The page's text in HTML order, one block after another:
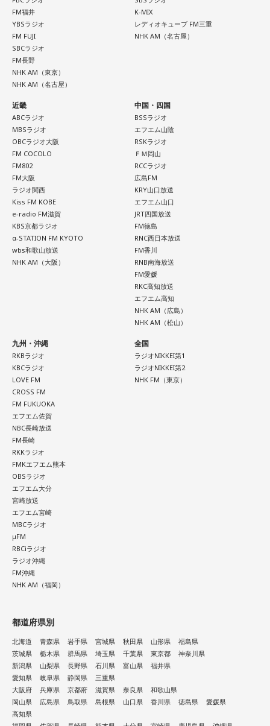
----------------------------------------------------
＜番組概要＞
番組名：CHINTAI presents きゃりーぱみゅぱみゅ Chapter
#0 ～Touch Your Heart～
放送日時：毎週日曜 12:30～12:55
パーソナリティ：きゃりーぱみゅぱみゅ
番組Webサイト：
https://www.tfm.co.jp/heart/
番組公式X：
@ChapterZero_JFN
人々は周囲の目を気にし過ぎず、自分らしく生きていると感
じ、「いい大人にならないといけない」という自身の思い込
みが外れたと語りました。
番組のテーマである「手紙」にちなみ、森下さんは、美しい
景色を誰かと共有したいときに手紙を書くことが多いと話し
がら移り変わる風景を手紙にしたためる時間を大切にしてい
ると語ってくれました。
最後に森下さんは、「今、想いを伝えたい方」として、大好
きな存在であり、「自分が一番似ている」と感じるムーミン
トロールへ宛てた手紙を披露しました。
＜番組概要＞
番組名：日本郵便 SUNDAY'S POST
放送日時：毎週日曜 15:00～15:50
パーソナリティ：小山薫堂、宇賀なつみ
番組Webサイト：
https://www.tfm.co.jp/post/
番組公式X：
また、フィンランド文化を語るうえで欠かせないサウナにつ
いても話題は及びます。森下さんは、サウナは「リラックス
したいときに利用する身近な存在」だと説明します。かつて
は「裸になっていると嘘がつけない」という考え方から、政
治や仕事の重要な話し合いがサウナでおこなわれることもあ
ったと、その文化的な背景を紹介しました。
森下圭子さんが翻訳を手掛けた「ムーミンとトーベ・ヤンソ
ン 自由を愛した芸術家、その仕事と人生」
◆ムーミンが教えてくれる多様性
続いて、森下さんが長年研究を続けるムーミンについて話を
聞きました。フィンランドの人々にとってのムーミンについ
て、森下さんは、「近年では文化的、精神的なバックボーン
のような存在になっています。ムーミンの言葉に支えられた
り、励まされている人たちが増えている印象です」と紹介し
現在ではフィンランドを代表する作品として知られるムーミ
ンですが、原作は1945年に発表されたものの、作者トーベ・
ヤンソンがスウェーデン語系フィンランド人だったこともあ
り、当初は国内で広く親しまれていたわけではありませんで
した。森下さんは、1990年に日本で制作されたアニメーショ
ンがきっかけとなり、フィンランドでも国民的な存在になっ
たと説明しました。
ムーミン作品の魅力については、「一人ひとりの個性が際立
っている」と語ります。「みんな変わっているのに、嫌な奴
が1人もいないんですよ」と表現し、多様な個性をそのまま受
け入れる世界観が作品の大きな魅力だと話しました。
自身がムーミンに惹かれた理由は、「好きに読みなさい。あ
なたの自由に」という作品の姿勢でした。作者の意図を押し
付けず、読み手に委ねる世界観に魅了され、フィンランドへ
の興味を深めたと振り返ります。現地で暮らすなかでも、
人々は周囲の目を気にし過ぎず、自分らしく生きていると感
じ、「いい大人にならないといけない」という自身の思い込
みが外れたと語りました。
番組のテーマである「手紙」にちなみ、森下さんは、美しい
ます。トーベ・ヤンソンが夏を過ごした群島で、海を眺めな
ると語ってくれました。
最後に森下さんは、「今、想いを伝えたい方」として、大好
きな存在であり、「自分が一番似ている」と感じるムーミン
トロールへ宛てた手紙を披露しました。
FM福井
YBSラジオ
FM FUJI
SBCラジオ
FM長野
NHK AM（東京）
NHK AM（名古屋）
K-MIX
レディオキューブ FM三重
NHK AM（名古屋）
近畿
ABCラジオ
MBSラジオ
OBCラジオ大阪
FM COCOLO
FM802
FM大阪
ラジオ関西
Kiss FM KOBE
e-radio FM滋賀
KBS京都ラジオ
α-STATION FM KYOTO
wbs和歌山放送
NHK AM（大阪）
中国・四国
BSSラジオ
エフエム山陰
RSKラジオ
ＦＭ岡山
RCCラジオ
広島FM
KRY山口放送
エフエム山口
JRT四国放送
FM徳島
RNC西日本放送
FM香川
RNB南海放送
FM愛媛
RKC高知放送
エフエム高知
NHK AM（広島）
NHK AM（松山）
九州・沖縄
RKBラジオ
KBCラジオ
LOVE FM
CROSS FM
FM FUKUOKA
エフエム佐賀
NBC長崎放送
FM長崎
RKKラジオ
FMKエフエム熊本
OBSラジオ
エフエム大分
宮崎放送
エフエム宮崎
MBCラジオ
μFM
RBCiラジオ
ラジオ沖縄
FM沖縄
NHK AM（福岡）
全国
ラジオNIKKEI第1
ラジオNIKKEI第2
NHK FM（東京）
都道府県別
北海道 青森県 岩手県 宮城県 秋田県 山形県
福島県
茨城県
栃木県 群馬県 埼玉県 千葉県 東京都
神奈川県
新潟県
山梨県 長野県 石川県 富山県
福井県
愛知県
岐阜県 静岡県
三重県
大阪府
兵庫県 京都府 滋賀県 奈良県
和歌山県
岡山県
広島県 鳥取県 島根県 山口県 香川県 徳島県
愛媛県
高知県